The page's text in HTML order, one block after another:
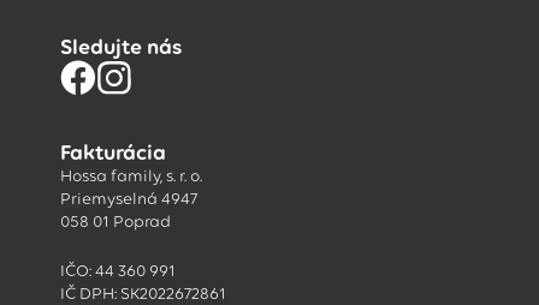
Sledujte nás
Fakturácia
Hossa family, s. r. o.
Priemyselná 4947
058 01 Poprad
IČO: 44 360 991
IČ DPH: SK2022672861